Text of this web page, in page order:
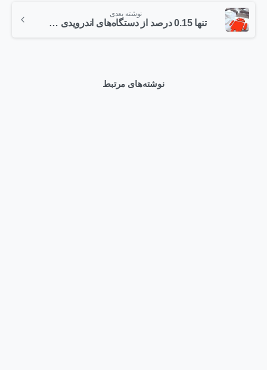
نوشته بعدی
تنها 0.15 درصد از دستگاه‌های اندرویدی در سال 2015 به بدافزار آلوده شده‌اند
نوشته‌های مرتبط